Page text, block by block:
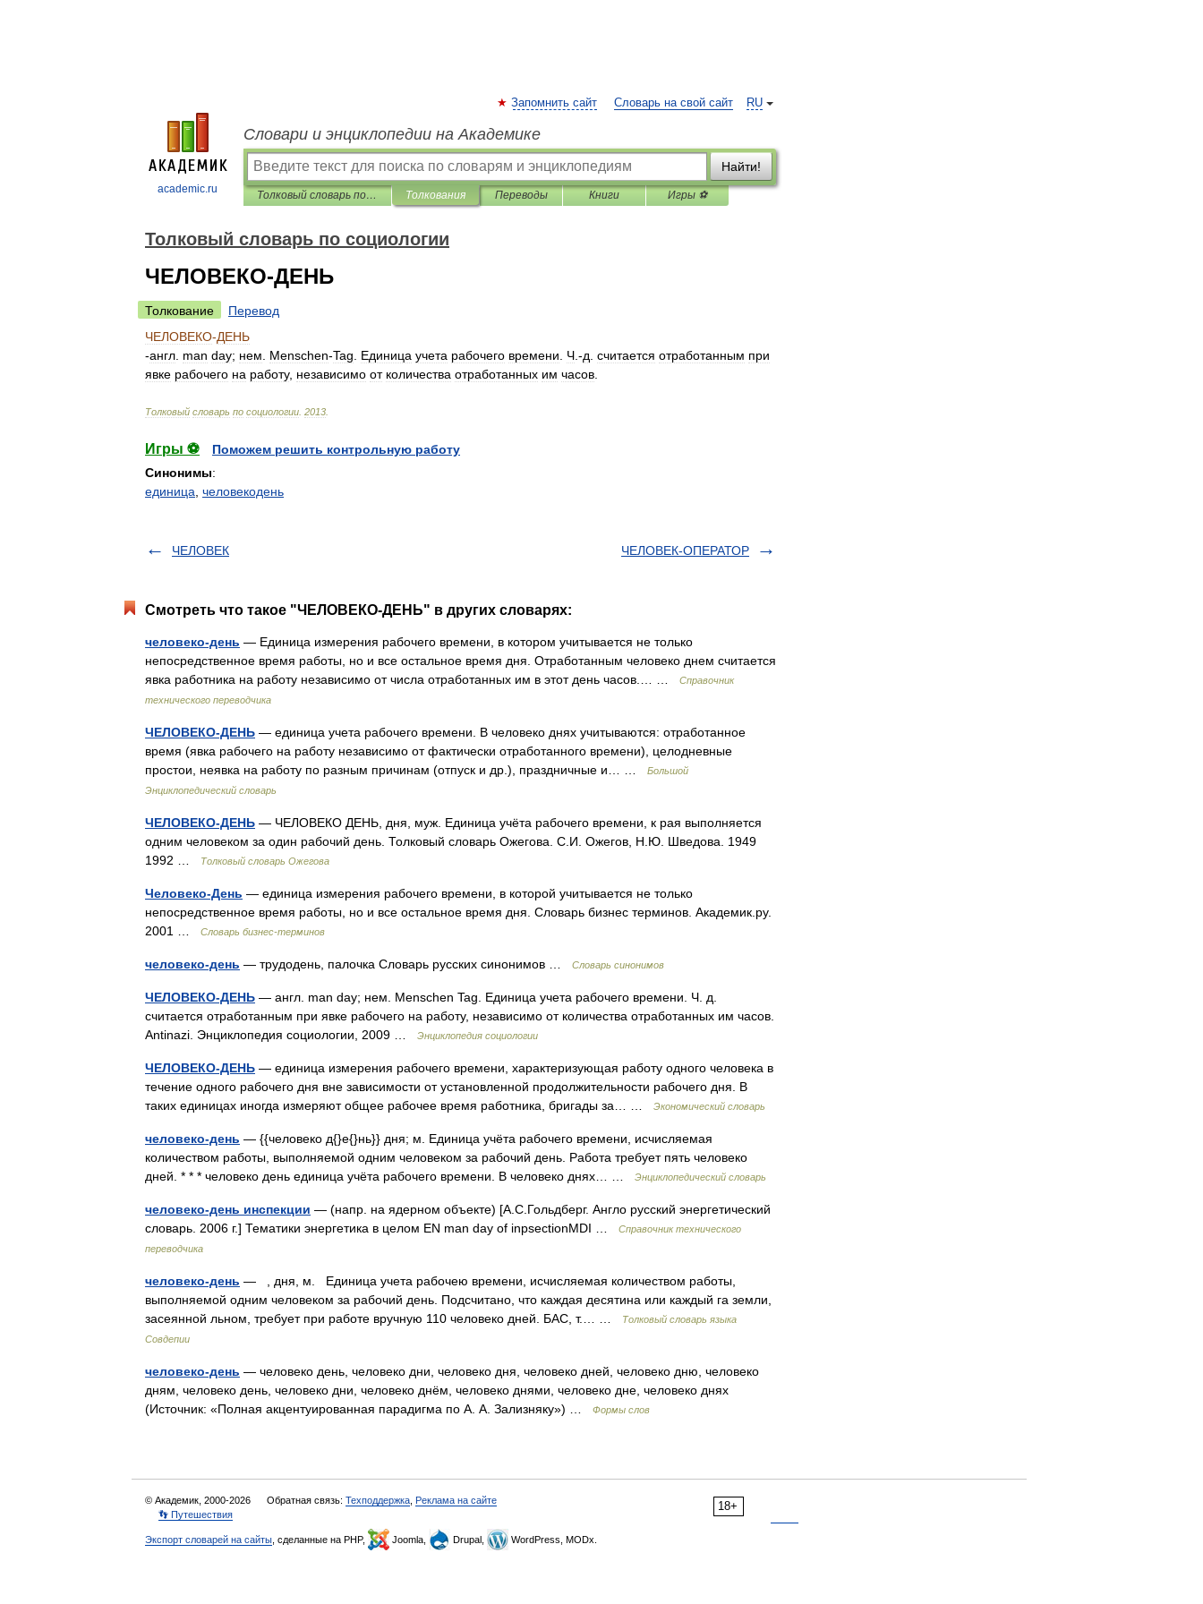
academic.ru
RU
Запомнить сайт Словарь на свой сайт
Словари и энциклопедии на Академике
Найти!
Толковый словарь по социологии Толкования Переводы Книги Игры ⚽
Толковый словарь по социологии
ЧЕЛОВЕКО-ДЕНЬ
Толкование
Перевод
ЧЕЛОВЕКО-ДЕНЬ
-англ man day; нем Menschen-Tag Единица учета рабочего времени Ч .-д считается отработанным при
явке рабочего на работу, независимо от количества отработанных им часов
Толковый словарь по социологии 2013
Игры ⚽
Поможем решить контрольную работу
Синонимы:
единица человекодень
ЧЕЛОВЕК ЧЕЛОВЕК-ОПЕРАТОР
Смотреть что такое "ЧЕЛОВЕКО-ДЕНЬ" в других словарях:
человеко-день — Единица измерения рабочего времени, в котором учитывается не только
непосредственное время работы, но и все остальное время дня. Отработанным человеко днем считается
явка работника на работу независимо от числа отработанных им в этот день часов.… …
Справочник
технического переводчика
ЧЕЛОВЕКО-ДЕНЬ — единица учета рабочего времени. В человеко днях учитываются: отработанное
время (явка рабочего на работу независимо от фактически отработанного времени), целодневные
простои, неявка на работу по разным причинам (отпуск и др.), праздничные и… …
Большой
Энциклопедический словарь
ЧЕЛОВЕКО-ДЕНЬ — ЧЕЛОВЕКО ДЕНЬ, дня, муж. Единица учёта рабочего времени, к рая выполняется
одним человеком за один рабочий день. Толковый словарь Ожегова. С.И. Ожегов, Н.Ю. Шведова. 1949
1992 …
Толковый словарь Ожегова
Человеко-День — единица измерения рабочего времени, в которой учитывается не только
непосредственное время работы, но и все остальное время дня. Словарь бизнес терминов. Академик.ру.
2001 …
Словарь бизнес-терминов
человеко-день — трудодень, палочка Словарь русских синонимов … Словарь синонимов
ЧЕЛОВЕКО-ДЕНЬ — англ. man day; нем. Menschen Tag. Единица учета рабочего времени. Ч. д.
считается отработанным при явке рабочего на работу, независимо от количества отработанных им часов.
Antinazi. Энциклопедия социологии, 2009 …
Энциклопедия социологии
ЧЕЛОВЕКО-ДЕНЬ — единица измерения рабочего времени, характеризующая работу одного человека в
течение одного рабочего дня вне зависимости от установленной продолжительности рабочего дня. В
таких единицах иногда измеряют общее рабочее время работника, бригады за… …
Экономический словарь
человеко-день — {{человеко д{}е{}нь}} дня; м. Единица учёта рабочего времени, исчисляемая
количеством работы, выполняемой одним человеком за рабочий день. Работа требует пять человеко
дней. * * * человеко день единица учёта рабочего времени. В человеко днях… …
Энциклопедический словарь
человеко-день инспекции — (напр. на ядерном объекте) [А.С.Гольдберг. Англо русский энергетический
словарь. 2006 г.] Тематики энергетика в целом EN man day of inpsectionMDI …
Справочник технического
переводчика
человеко-день — , дня, м. Единица учета рабочею времени, исчисляемая количеством работы,
выполняемой одним человеком за рабочий день. Подсчитано, что каждая десятина или каждый га земли,
засеянной льном, требует при работе вручную 110 человеко дней. БАС, т.… …
Толковый словарь языка
Совдепии
человеко-день — человеко день, человеко дни, человеко дня, человеко дней, человеко дню, человеко
дням, человеко день, человеко дни, человеко днём, человеко днями, человеко дне, человеко днях
(Источник: «Полная акцентуированная парадигма по А. А. Зализняку») …
Формы слов
18+
© Академик, 2000-2026 Обратная связь: Техподдержка Реклама на сайте
👣 Путешествия
Экспорт словарей на сайты , сделанные на PHP, Joomla, Drupal, WordPress, MODx.